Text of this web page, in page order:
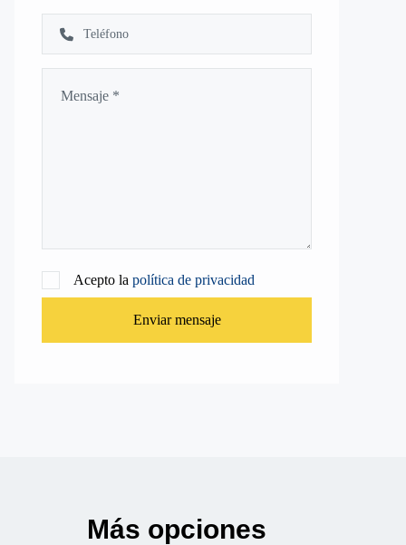
Acepto la política de privacidad
Enviar mensaje
Más opciones